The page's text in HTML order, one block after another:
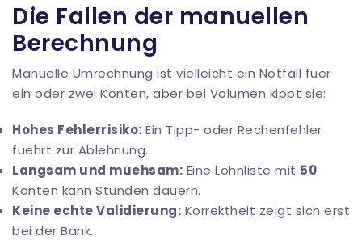
Die Fallen der manuellen
Berechnung
Manuelle Umrechnung ist vielleicht ein Notfall fuer
ein oder zwei Konten, aber bei Volumen kippt sie:
Hohes Fehlerrisiko: Ein Tipp- oder Rechenfehler
fuehrt zur Ablehnung.
Langsam und muehsam: Eine Lohnliste mit 50
Konten kann Stunden dauern.
Keine echte Validierung: Korrektheit zeigt sich erst
bei der Bank.